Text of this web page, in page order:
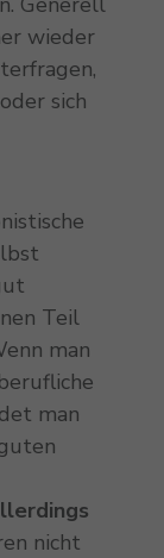
wieder
sich
Teil
man
man
nicht